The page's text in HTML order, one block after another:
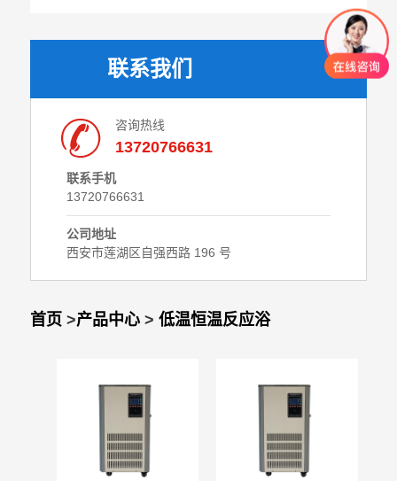
联系我们
咨询热线
13720766631
联系手机
13720766631
公司地址
西安市莲湖区自强西路 196 号
首页 >产品中心> 低温恒温反应浴